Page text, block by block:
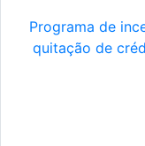
Programa de
quitação de